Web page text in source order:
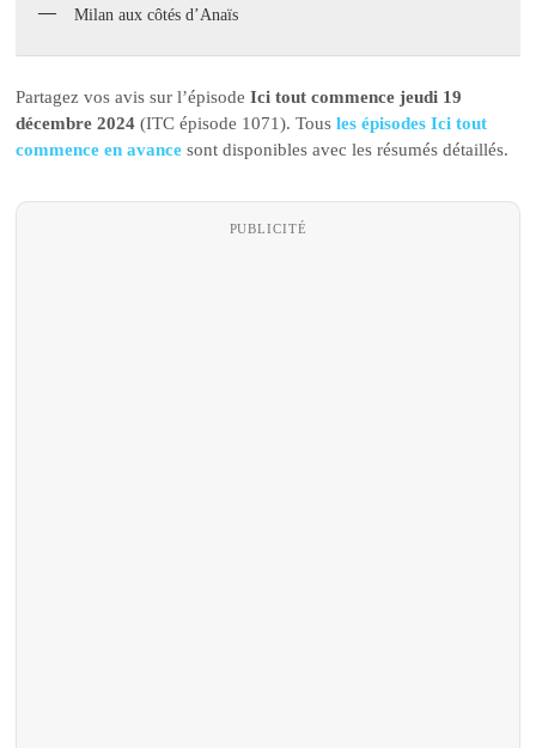
Milan aux côtés d’Anaïs
Partagez vos avis sur l’épisodeIci tout commence jeudi 19
décembre 2024(ITC épisode 1071). Tousles épisodes Ici tout
commence en avance sont disponibles avec les résumés détaillés.
PUBLICITÉ